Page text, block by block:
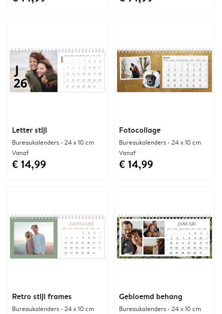
Letter stijl
Bureaukalenders - 24 x 10 cm
Vanaf
€ 14,99
Fotocollage
Bureaukalenders - 24 x 10 cm
Vanaf
€ 14,99
Retro stijl frames
Bureaukalenders - 24 x 10 cm
Gebloemd behang
Bureaukalenders - 24 x 10 cm